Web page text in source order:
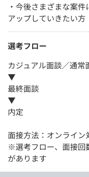
・今後さまざまな案
アップしていきたい方
選考フロー
カジュアル面談／通常
▼
最終面談
▼
内定
面接方法：オンライ
※選考フロー、面接回
があります